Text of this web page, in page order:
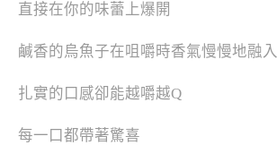
直接在你的味蕾上爆開
鹹香的烏魚子在咀嚼時香氣慢慢地融入
扎實的口感卻能越嚼越Q
每一口都帶著驚喜